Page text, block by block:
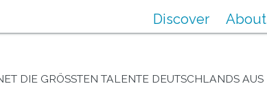
Discover About
DIE GRÖSSTEN TALENTE DEUTSCHLANDS AUS